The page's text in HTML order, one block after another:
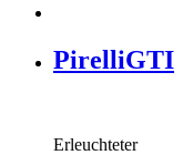
PirelliGTI
Erleuchteter